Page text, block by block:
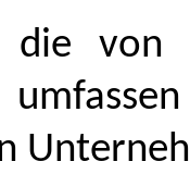
die von